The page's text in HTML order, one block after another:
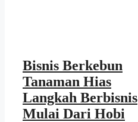
Bisnis Berkebun
Tanaman Hias
Langkah Berbisnis
Mulai Dari Hobi